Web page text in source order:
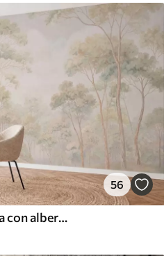
56
Scena boschiva luminosa con alberi alti